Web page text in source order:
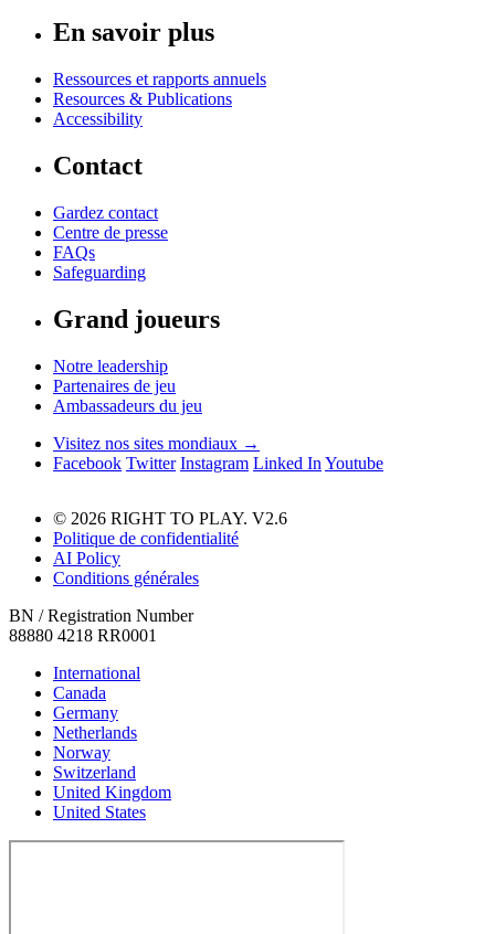
En savoir plus
Ressources et rapports annuels
Resources & Publications
Accessibility
Contact
Gardez contact
Centre de presse
FAQs
Safeguarding
Grand joueurs
Notre leadership
Partenaires de jeu
Ambassadeurs du jeu
Visitez nos sites mondiaux →
Facebook Twitter Instagram Linked In Youtube
© 2026 RIGHT TO PLAY. V2.6
Politique de confidentialité
AI Policy
Conditions générales
BN / Registration Number
88880 4218 RR0001
International
Canada
Germany
Netherlands
Norway
Switzerland
United Kingdom
United States